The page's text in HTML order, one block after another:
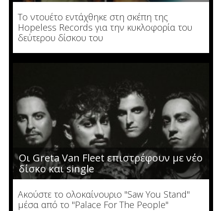
To ντουέτο εντάχθηκε στη σκέπη της
Hopeless Records για την κυκλοφορία του
δεύτερου δίσκου του
Οι Greta Van Fleet επιστρέφουν με νέο
δίσκο και single
Ακούστε το ολοκαίνουριο "Saw You Stand"
μέσα από το "Palace For The People"